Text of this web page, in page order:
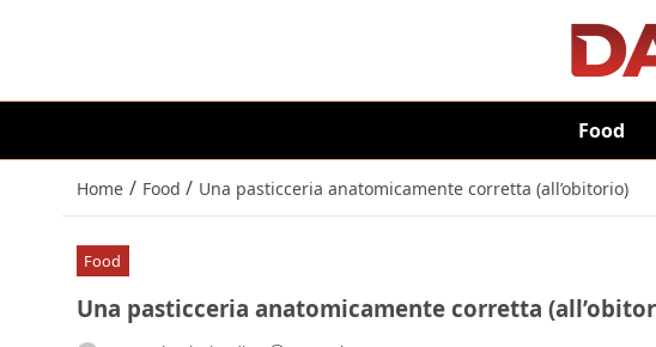
Food
Home / Food / Una pasticceria anatomicamente corretta (all’obitorio)
Food
Una pasticceria anatomicamente corretta